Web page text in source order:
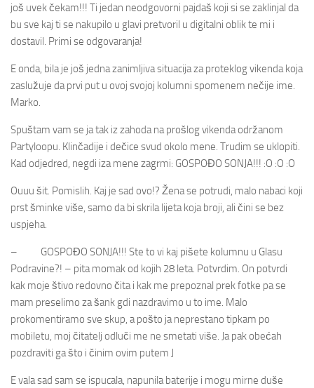
još uvek čekam!!! Ti jedan neodgovorni pajdaš koji si se zaklinjal da
bu sve kaj ti se nakupilo u glavi pretvoril u digitalni oblik te mi i
dostavil. Primi se odgovaranja!
E onda, bila je još jedna zanimljiva situacija za proteklog vikenda koja
zaslužuje da prvi put u ovoj svojoj kolumni spomenem nečije ime.
Marko.
Spuštam vam se ja tak iz zahoda na prošlog vikenda održanom
Partyloopu. Klinčadije i dečice svud okolo mene. Trudim se uklopiti.
Kad odjedred, negdi iza mene zagrmi: GOSPOĐO SONJA!!! :O :O :O
Ouuu šit. Pomislih. Kaj je sad ovo!? Žena se potrudi, malo nabaci koji
prst šminke više, samo da bi skrila lijeta koja broji, ali čini se bez
uspjeha.
– GOSPOĐO SONJA!!! Ste to vi kaj pišete kolumnu u Glasu
Podravine?! – pita momak od kojih 28 leta. Potvrdim. On potvrdi
kak moje štivo redovno čita i kak me prepoznal prek fotke pa se
mam preselimo za šank gdi nazdravimo u to ime. Malo
prokomentiramo sve skup, a pošto ja neprestano tipkam po
mobiletu, moj čitatelj odluči me ne smetati više. Ja pak obećah
pozdraviti ga što i činim ovim putem J
E vala sad sam se ispucala, napunila baterije i mogu mirne duše